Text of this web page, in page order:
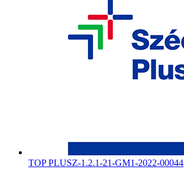
TOP PLUSZ-1.2.1-21-GM1-2022-00044